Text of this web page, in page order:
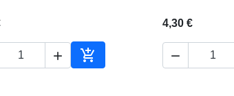
 
Adicionar ao carrinho
4,30 €
